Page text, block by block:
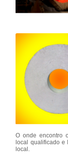
O onde encontro
local qualificado e
local.